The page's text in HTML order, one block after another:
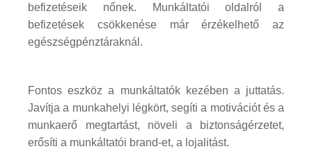
befizetéseik nőnek. Munkáltatói oldalról a
befizetések csökkenése már érzékelhető az
egészségpénztáraknál.
Fontos eszköz a munkáltatók kezében a juttatás.
Javítja a munkahelyi légkört, segíti a motivációt és a
munkaerő megtartást, növeli a biztonságérzetet,
erősíti a munkáltatói brand-et, a lojalitást.